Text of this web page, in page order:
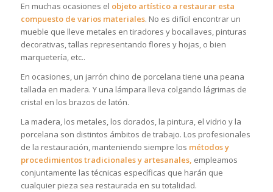
En muchas ocasiones el objeto artístico a restaurar esta
compuesto de varios materiales. No es difícil encontrar un
mueble que lleve metales en tiradores y bocallaves, pinturas
decorativas, tallas representando flores y hojas, o bien
marquetería, etc..
En ocasiones, un jarrón chino de porcelana tiene una peana
tallada en madera. Y una lámpara lleva colgando lágrimas de
cristal en los brazos de latón.
La madera, los metales, los dorados, la pintura, el vidrio y la
porcelana son distintos ámbitos de trabajo. Los profesionales
de la restauración, manteniendo siempre los métodos y
procedimientos tradicionales y artesanales, empleamos
conjuntamente las técnicas específicas que harán que
cualquier pieza sea restaurada en su totalidad.